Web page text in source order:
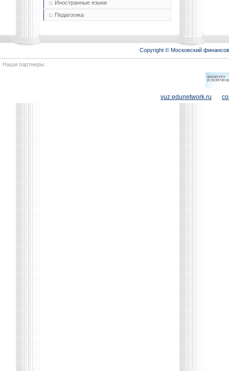
Иностранные языки
Педагогика
Copyright © Московский
Наши партнеры:
vuz.edunetwork.ru